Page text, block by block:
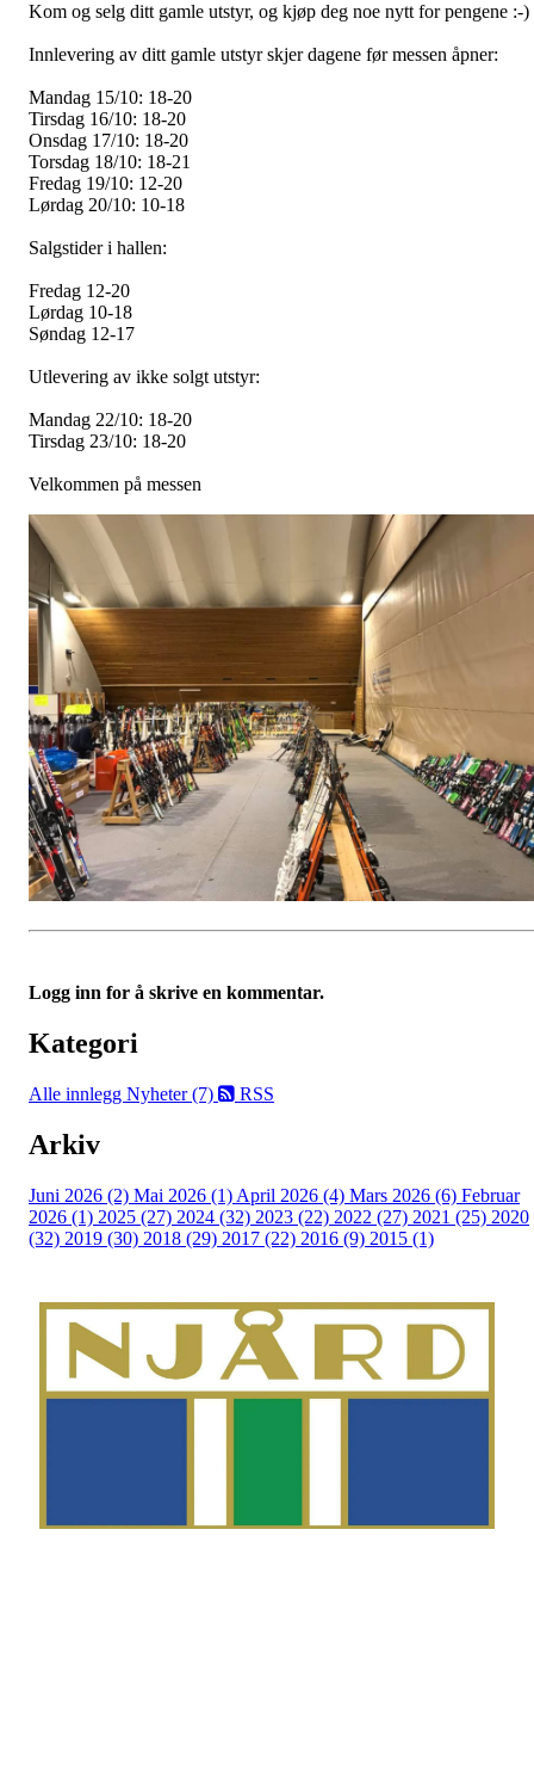
Kom og selg ditt gamle utstyr, og kjøp deg noe nytt for pengene :-)
Innlevering av ditt gamle utstyr skjer dagene før messen åpner:
Mandag 15/10: 18-20
Tirsdag 16/10: 18-20
Onsdag 17/10: 18-20
Torsdag 18/10: 18-21
Fredag 19/10: 12-20
Lørdag 20/10: 10-18
Salgstider i hallen:
Fredag 12-20
Lørdag 10-18
Søndag 12-17
Utlevering av ikke solgt utstyr:
Mandag 22/10: 18-20
Tirsdag 23/10: 18-20
Velkommen på messen
Logg inn for å skrive en kommentar.
Kategori
Alle innlegg Nyheter (7) RSS
Arkiv
Juni 2026 (2) Mai 2026 (1) April 2026 (4) Mars 2026 (6) Februar
2026 (1) 2025 (27) 2024 (32) 2023 (22) 2022 (27) 2021 (25) 2020
(32) 2019 (30) 2018 (29) 2017 (22) 2016 (9) 2015 (1)